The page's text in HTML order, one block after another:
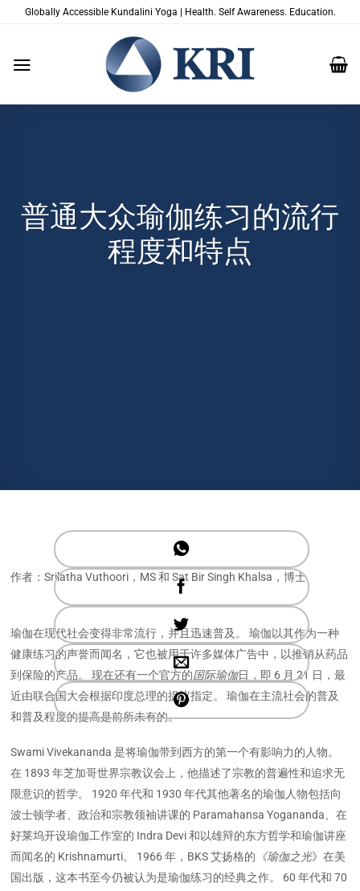
Globally Accessible Kundalini Yoga | Health. Self Awareness. Education.
普通大众瑜伽练习的流行
程度和特点
作者：Srilatha Vuthoori，MS 和 Sat Bir Singh Khalsa，博士
瑜伽在现代社会变得非常流行，并且迅速普及。 瑜伽以其作为一种
健康练习的声誉而闻名，它也被用于许多媒体广告中，以推销从药品
到保险的产品。 现在还有一个官方的国际瑜伽日，即 6 月 21 日，最
近由联合国大会根据印度总理的提议指定。 瑜伽在主流社会的普及
和普及程度的提高是前所未有的。
Swami Vivekananda 是将瑜伽带到西方的第一个有影响力的人物。
在 1893 年芝加哥世界宗教议会上，他描述了宗教的普遍性和追求无
限意识的哲学。 1920 年代和 1930 年代其他著名的瑜伽人物包括向
波士顿学者、政治和宗教领袖讲课的 Paramahansa Yogananda、在
好莱坞开设瑜伽工作室的 Indra Devi 和以雄辩的东方哲学和瑜伽讲座
而闻名的 Krishnamurti。 1966 年，BKS 艾扬格的 《瑜伽之光》在美
国出版，这本书至今仍被认为是瑜伽练习的经典之作。 60 年代和 70